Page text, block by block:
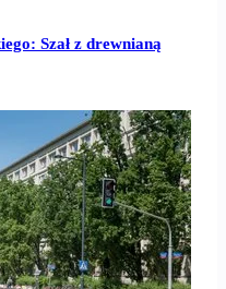
Szał z drewnianą